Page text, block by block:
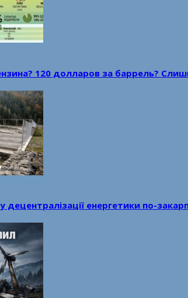
120 долларов за баррель?
децентралізації енергетики по-